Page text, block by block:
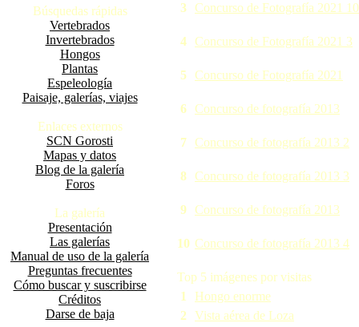
Búsquedas rápidas
Vertebrados
Invertebrados
Hongos
Plantas
Espeleología
Paisaje, galerías, viajes
Enlaces externos
SCN Gorosti
Mapas y datos
Blog de la galería
Foros
La galería
Presentación
Las galerías
Manual de uso de la galería
Preguntas frecuentes
Cómo buscar y suscribirse
Créditos
Darse de baja
3 Concurso de Fotografía 2021 10
4 Concurso de Fotografía 2021 3
5 Concurso de Fotografía 2021
6 Concurso de fotografía 2013
7 Concurso de fotografía 2013 2
8 Concurso de fotografía 2013 3
9 Concurso de fotografía 2013
10 Concurso de fotografía 2013 4
Top 5 imágenes por visitas
1
Hongo enorme
2
Vista aérea de Loza